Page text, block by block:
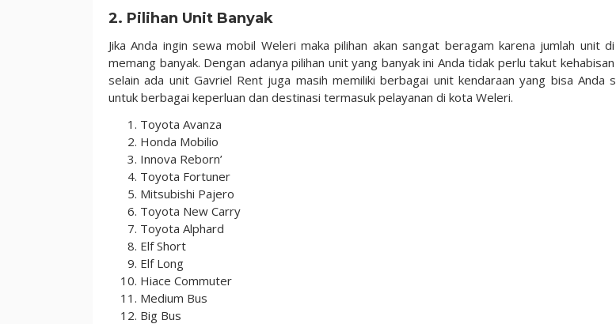
2. Pilihan Unit Banyak
Jika Anda ingin sewa mobil Weleri maka pilihan akan sangat beragam karena jumlah unit
memang banyak. Dengan adanya pilihan unit yang banyak ini Anda tidak perlu takut
selain ada unit Gavriel Rent juga masih memiliki berbagai unit kendaraan yang bisa Anda
untuk berbagai keperluan dan destinasi termasuk pelayanan di kota Weleri.
Toyota Avanza
Honda Mobilio
Innova Reborn’
Toyota Fortuner
Mitsubishi Pajero
Toyota New Carry
Toyota Alphard
Elf Short
Elf Long
Hiace Commuter
Medium Bus
Big Bus